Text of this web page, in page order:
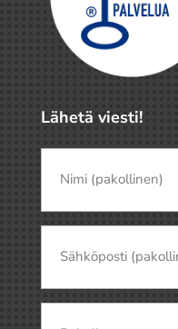
Lähetä viesti!
(pakollinen)
(Pakollinen)
Nimi